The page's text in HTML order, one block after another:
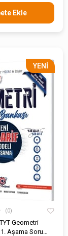
Ekle
0
Geometri
Aşama Soru
YENI
ÜRÜN